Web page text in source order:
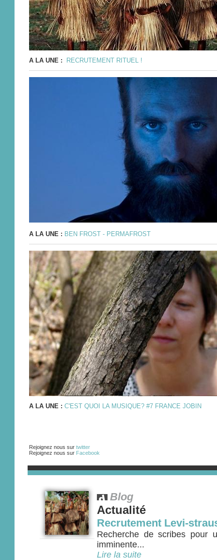
A LA UNE : RECRUTEMENT RITUEL !
A LA UNE : BEN FROST - PERMAFROST
A LA UNE : C'EST QUOI LA MUSIQUE? #7 FRANCE JOBIN
Rejoignez nous sur twitter
Rejoignez nous sur Facebook
Blog
Actualité
Recrutement Levi-
Recherche de scribes pour
imminente...
Lire la suite